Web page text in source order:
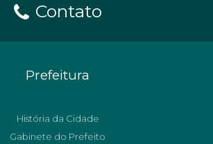
Contato
Prefeitura
História da Cidade
Gabinete do Prefeito